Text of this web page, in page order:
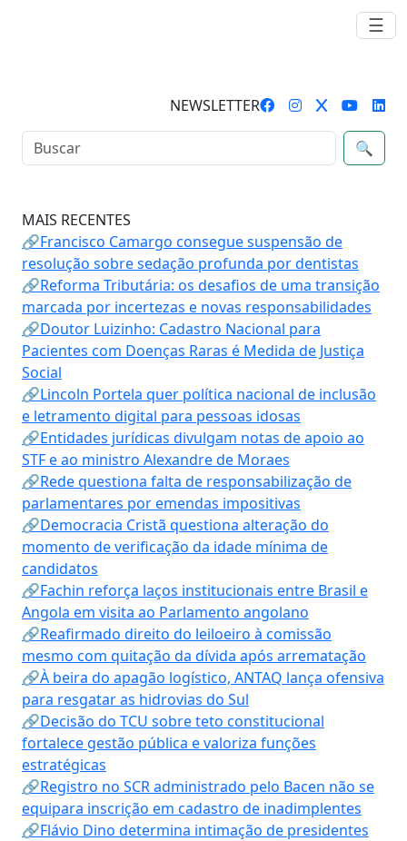
☰
NEWSLETTER
🔍
MAIS RECENTES
🔗Francisco Camargo consegue suspensão de
resolução sobre sedação profunda por dentistas
🔗Reforma Tributária: os desafios de uma transição
marcada por incertezas e novas responsabilidades
🔗Doutor Luizinho: Cadastro Nacional para
Pacientes com Doenças Raras é Medida de Justiça
Social
🔗Lincoln Portela quer política nacional de inclusão
e letramento digital para pessoas idosas
🔗Entidades jurídicas divulgam notas de apoio ao
STF e ao ministro Alexandre de Moraes
🔗Rede questiona falta de responsabilização de
parlamentares por emendas impositivas
🔗Democracia Cristã questiona alteração do
momento de verificação da idade mínima de
candidatos
🔗Fachin reforça laços institucionais entre Brasil e
Angola em visita ao Parlamento angolano
🔗Reafirmado direito do leiloeiro à comissão
mesmo com quitação da dívida após arrematação
🔗À beira do apagão logístico, ANTAQ lança ofensiva
para resgatar as hidrovias do Sul
🔗Decisão do TCU sobre teto constitucional
fortalece gestão pública e valoriza funções
estratégicas
🔗Registro no SCR administrado pelo Bacen não se
equipara inscrição em cadastro de inadimplentes
🔗Flávio Dino determina intimação de presidentes